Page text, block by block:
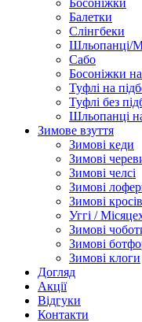
Босоніжки
Балетки
Слінгбеки
Шльопанці/
Сабо
Босоніжки
Туфлі на
Туфлі без
Шльопанці
Зимове взуття
Зимові кеди
Зимові
Зимові челсі
Зимові
Зимові
Уггі /
Зимові
Зимові
Зимові клоги
Догляд
Акції
Відгуки
Контакти